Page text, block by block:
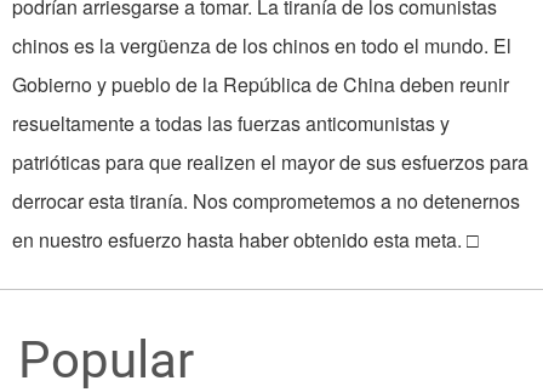
podrían arriesgarse a tomar. La tiranía de los comunistas
chinos es la vergüenza de los chinos en todo el mundo. El
Gobierno y pueblo de la República de China deben reunir
resueltamente a todas las fuerzas anticomunistas y
patrióticas para que realizen el mayor de sus esfuerzos para
derrocar esta tiranía. Nos comprometemos a no detenernos
en nuestro esfuerzo hasta haber obtenido esta meta. □
Popular